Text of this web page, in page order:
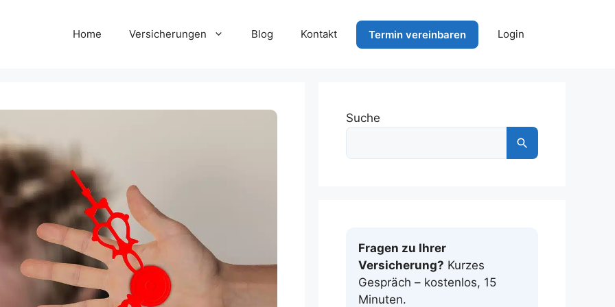
Home Versicherungen Blog Kontakt Termin vereinbaren Login
Suche
Fragen zu Ihrer
Versicherung? Kurzes
Gespräch – kostenlos, 15
Minuten.